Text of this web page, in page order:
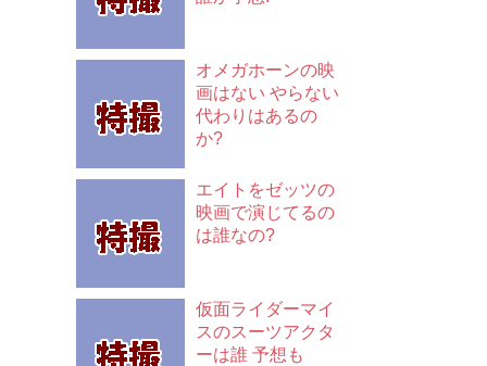
オメガホーンの映
画はない やらない
代わりはあるの
か?
エイトをゼッツの
映画で演じてるの
は誰なの?
仮面ライダーマイ
スのスーツアクタ
ーは誰 予想も